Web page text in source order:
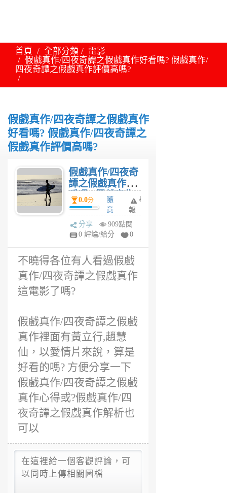
首頁 全部分類
電影
假戲真作/四夜奇譚之假戲真作好看嗎? 假戲真作/
四夜奇譚之假戲真作評價高嗎?
假戲真作/四夜奇譚之假戲真作
好看嗎? 假戲真作/四夜奇譚之
假戲真作評價高嗎?
假戲真作/四夜奇
譚之假戲真作好
看嗎? 假戲真作/
四夜奇譚之假戲
真作評價高嗎?
0.0分
隨
意
貼
6
舉
報
分享
909點閱
0 評論/給分
0
不曉得各位有人看過假戲
真作/四夜奇譚之假戲真作
這電影了嗎?
假戲真作/四夜奇譚之假戲
真作裡面有黃立行,趙慧
仙，以愛情片來說，算是
好看的嗎? 方便分享一下
假戲真作/四夜奇譚之假戲
真作心得或?假戲真作/四
夜奇譚之假戲真作解析也
可以